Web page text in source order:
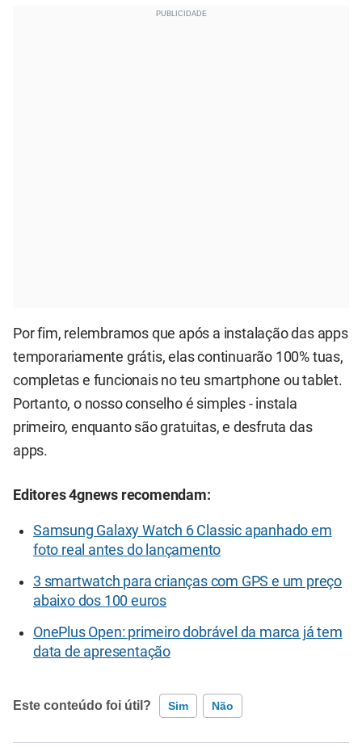
Por fim, relembramos que após a instalação das apps
temporariamente grátis, elas continuarão 100% tuas,
completas e funcionais no teu smartphone ou tablet.
Portanto, o nosso conselho é simples - instala
primeiro, enquanto são gratuitas, e desfruta das
apps.
Editores 4gnews recomendam:
Samsung Galaxy Watch 6 Classic apanhado em
foto real antes do lançamento
3 smartwatch para crianças com GPS e um preço
abaixo dos 100 euros
OnePlus Open: primeiro dobrável da marca já tem
data de apresentação
Este conteúdo foi útil? Sim Não